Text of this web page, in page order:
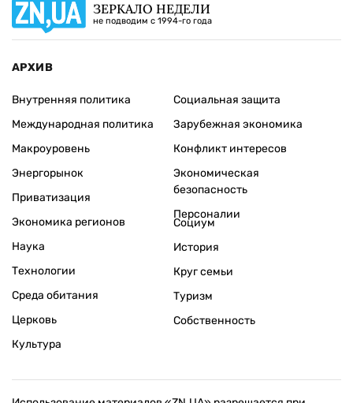
ЗЕРКАЛО НЕДЕЛИ
не подводим с 1994-го года
АРХИВ
Внутренняя политика
Международная политика
Макроуровень
Энергорынок
Приватизация
Экономика регионов
Социальная защита
Зарубежная экономика
Конфликт интересов
Экономическая
безопасность
Персоналии
Наука
Технологии
Среда обитания
Церковь
Культура
Социум
История
Круг семьи
Туризм
Собственность